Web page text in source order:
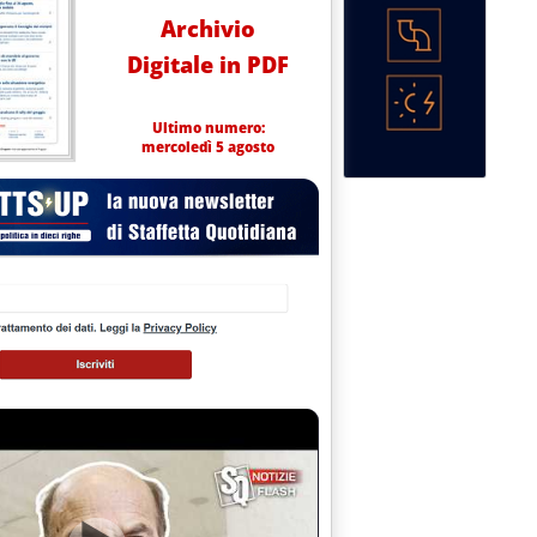
Archivio
Digitale in PDF
Ultimo numero:
mercoledì 5 agosto